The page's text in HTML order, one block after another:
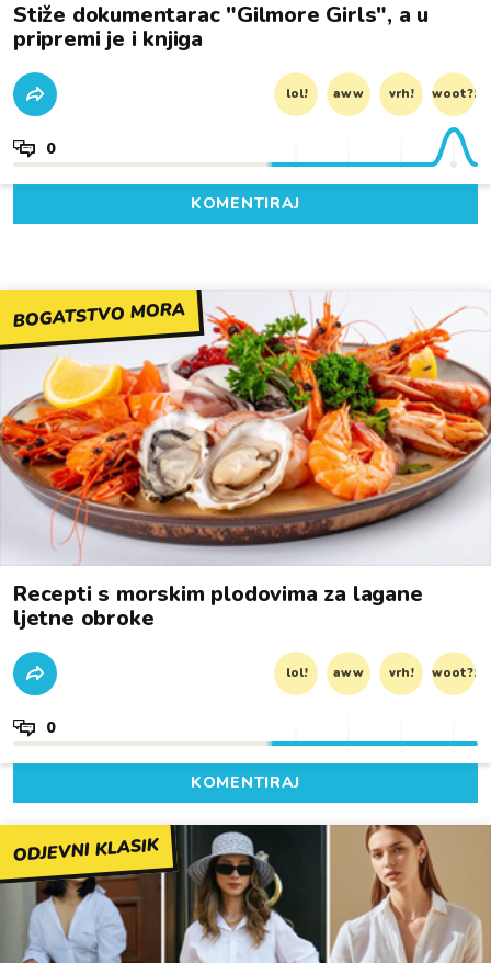
Stiže dokumentarac "Gilmore Girls", a u
pripremi je i knjiga
lol! aww vrh! woot?!
0
KOMENTIRAJ
BOGATSTVO MORA
Recepti s morskim plodovima za lagane
ljetne obroke
lol! aww vrh! woot?!
0
KOMENTIRAJ
ODJEVNI KLASIK